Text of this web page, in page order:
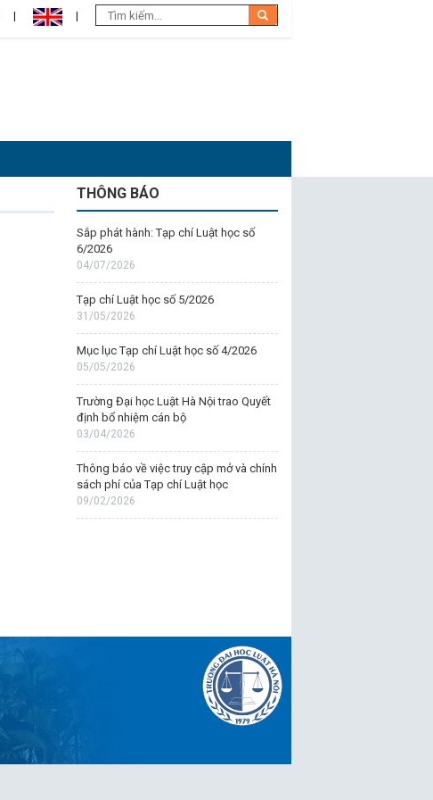
THÔNG BÁO
Sắp phát hành: Tạp chí Luật học số
6/2026
04/07/2026
Tạp chí Luật học số 5/2026
31/05/2026
Mục lục Tạp chí Luật học số 4/2026
05/05/2026
Trường Đại học Luật Hà Nội trao Quyết
định bổ nhiệm cán bộ
03/04/2026
Thông báo về việc truy cập mở và chính
sách phí của Tạp chí Luật học
09/02/2026